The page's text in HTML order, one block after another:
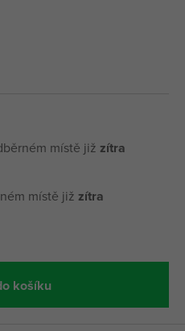
místě již zítra
místě již zítra
košíku